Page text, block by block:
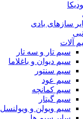
سازهای بادی
آلات
سیم تار و سه تار
سیم دیوان و باغلاما
سیم سنتور
سیم عود
سیم کمانچه
سیم گیتار
سیم ویولن و ویولنسل